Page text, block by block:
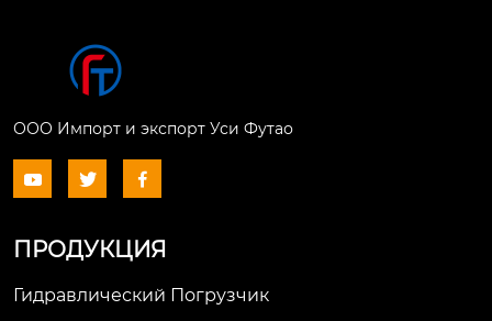
ООО Импорт и экспорт Уси Футао
  
ПРОДУКЦИЯ
Гидравлический Погрузчик